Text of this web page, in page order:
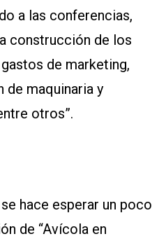
a las conferencias,
construcción de los
de marketing,
de maquinaria y
otros”.
hace esperar un poco
de “Avícola en